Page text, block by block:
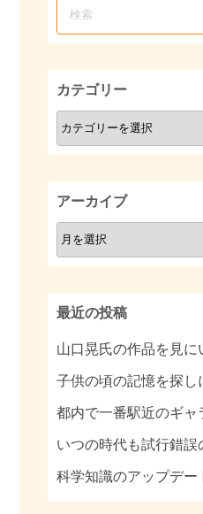
カテゴリー
カ
テ
ー
アーカイブ
ア
ー
ブ
最近の投稿
山口晃氏の作品を見に
子供の頃の記憶を探し
都内で一番駅近のギャ
いつの時代も試行錯誤
科学知識のアップデー